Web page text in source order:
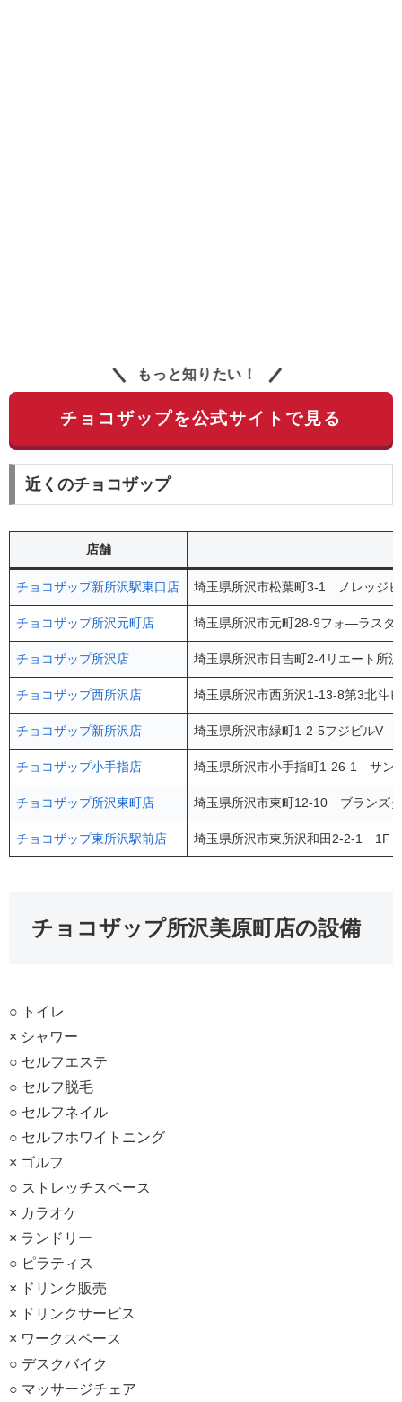
もっと知りたい！
チョコザップを公式サイトで見る
近くのチョコザップ
店舗
チョコザップ新所沢駅東口店 埼玉県所沢市松葉町3-1 ノレッジ
チョコザップ所沢元町店 埼玉県所沢市元町28-9フォ—ラス
チョコザップ所沢店 埼玉県所沢市日吉町2-4リエート所
チョコザップ西所沢店 埼玉県所沢市西所沢1-13-8第3北斗
チョコザップ新所沢店 埼玉県所沢市緑町1-2-5フジビルV
チョコザップ小手指店 埼玉県所沢市小手指町1-26-1 サン
チョコザップ所沢東町店 埼玉県所沢市東町12-10 ブランズ
チョコザップ東所沢駅前店 埼玉県所沢市東所沢和田2-2-1 1F
チョコザップ所沢美原町店の設備
○ トイレ
× シャワー
○ セルフエステ
○ セルフ脱毛
○ セルフネイル
○ セルフホワイトニング
× ゴルフ
○ ストレッチスペース
× カラオケ
× ランドリー
○ ピラティス
× ドリンク販売
× ドリンクサービス
× ワークスペース
○ デスクバイク
○ マッサージチェア